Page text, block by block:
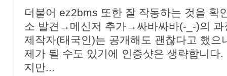
더불어 ez2bms 또한 잘 작동하는 것을
소 발견→메신저 추가→싸바싸바(-_-)의 과
제작자(태국인)는 공개해도 괜찮다고 했으
제가 될 수도 있기에 인증샷은 생략합니다
지만...